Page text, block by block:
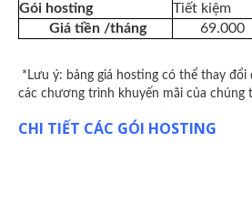
Gói hosting Tiết kiệm
Giá tiền /tháng
69.000
*Lưu ý: bảng giá hosting có thể thay đổi
các chương trình khuyến mãi của chúng
CHI TIẾT CÁC GÓI HOSTING